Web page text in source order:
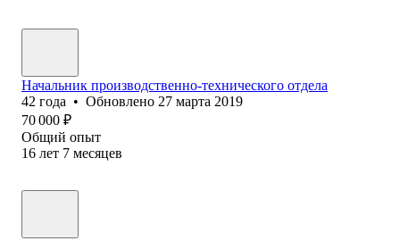
Начальник производственно-технического отдела
42 года • Обновлено 27 марта 2019
70 000 ₽
Общий опыт
16 лет 7 месяцев